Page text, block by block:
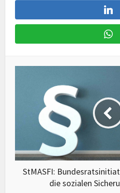
StMASFI:
die sozialen